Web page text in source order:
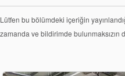
Seal
Lütfen bu bölümdeki içeriğin
zamanda ve bildirimde bulunmaksızın